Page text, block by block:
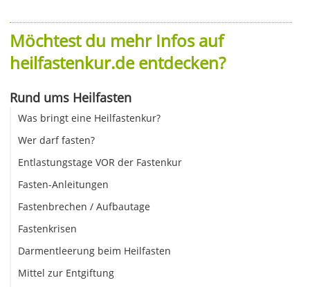
Möchtest du mehr Infos auf
heilfastenkur.de entdecken?
Rund ums Heilfasten
Was bringt eine Heilfastenkur?
Wer darf fasten?
Entlastungstage VOR der Fastenkur
Fasten-Anleitungen
Fastenbrechen / Aufbautage
Fastenkrisen
Darmentleerung beim Heilfasten
Mittel zur Entgiftung